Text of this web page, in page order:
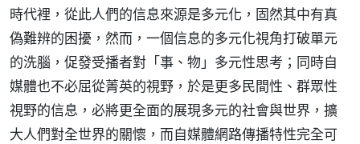
時代裡，從此人們的信息來源是多元化，固然其中有真
偽難辨的困擾，然而，一個信息的多元化視角打破單元
的洗腦，促發受播者對「事、物」多元性思考；同時自
媒體也不必屈從菁英的視野，於是更多民間性、群眾性
視野的信息，必將更全面的展現多元的社會與世界，擴
大人們對全世界的關懷，而自媒體網路傳播特性完全可